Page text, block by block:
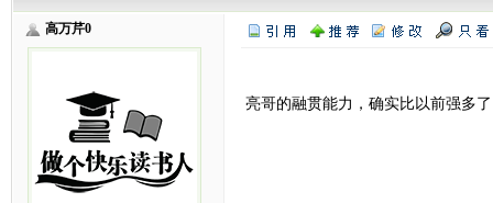
高万芹0
亮哥的融贯能力，确实比以前强多